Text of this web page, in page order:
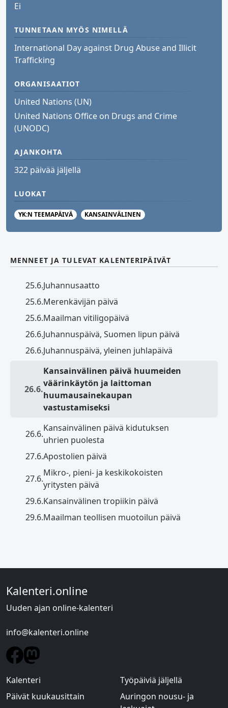
Ei
TUNNETAAN MYÖS NIMELLÄ
International Day against Drug Abuse and Illicit
Trafficking
ORGANISAATIOT
United Nations (UN)
United Nations Office on Drugs and Crime
(UNODC)
AJANKOHTA
322 päivää jäljellä
LUOKAT
YK:N TEEMAPÄIVÄ KANSAINVÄLINEN
MENNEET JA TULEVAT KALENTERIPÄIVÄT
25.6.Juhannusaatto
25.6.Merenkävijän päivä
25.6.Maailman vitiligopäivä
26.6.Juhannuspäivä, Suomen lipun päivä
26.6.Juhannuspäivä, yleinen juhlapäivä
26.6.
Kansainvälinen päivä huumeiden
väärinkäytön ja laittoman
huumausainekaupan
vastustamiseksi
26.6.
Kansainvälinen päivä kidutuksen
uhrien puolesta
27.6.Apostolien päivä
27.6.
Mikro-, pieni- ja keskikokoisten
yritysten päivä
29.6.Kansainvälinen tropiikin päivä
29.6.Maailman teollisen muotoilun päivä
Kalenteri.online
Uuden ajan online-kalenteri
info@kalenteri.online
Kalenteri
Päivät kuukausittain
Työpäiviä jäljellä
Auringon nousu- ja